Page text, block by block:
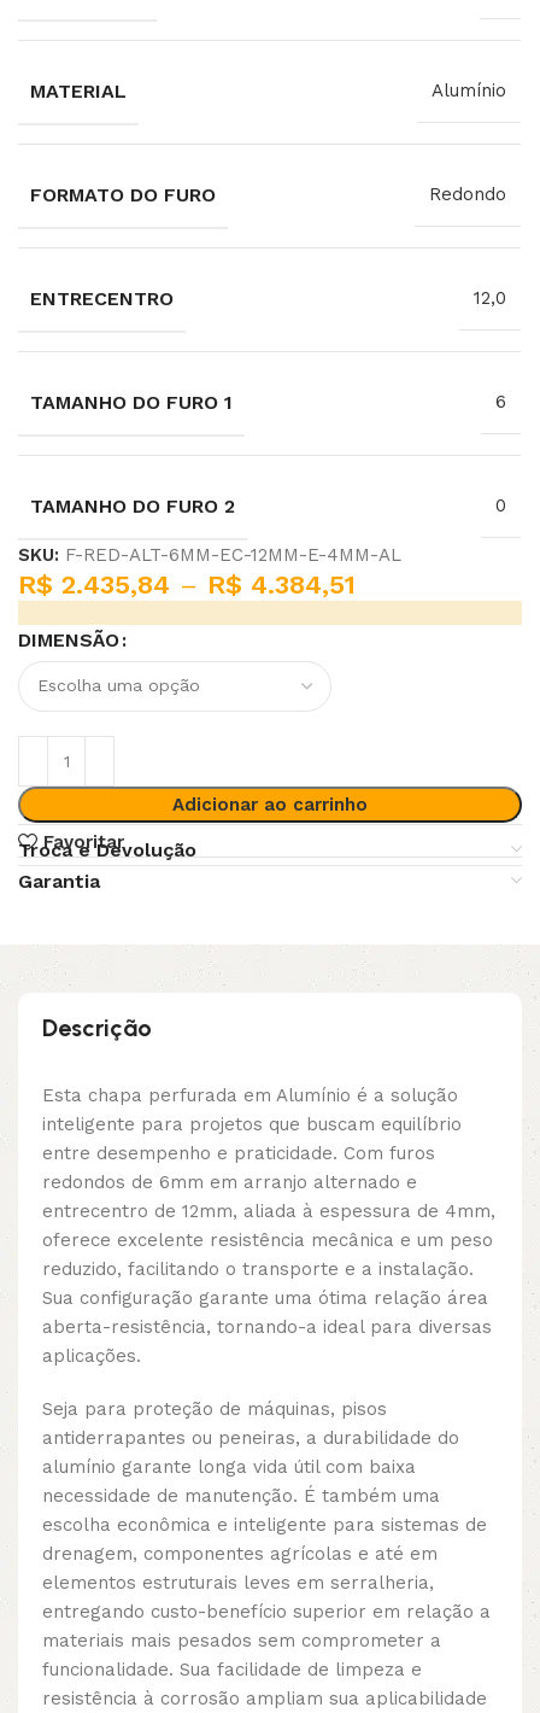
MATERIAL Alumínio
FORMATO DO FURO Redondo
ENTRECENTRO 12,0
TAMANHO DO FURO 1 6
TAMANHO DO FURO 2 0
SKU: F-RED-ALT-6MM-EC-12MM-E-4MM-AL
R$ 2.435,84 – R$ 4.384,51
DIMENSÃO
Adicionar ao carrinho
Favoritar
Troca e Devolução
Garantia
Descrição
Esta chapa perfurada em Alumínio é a solução
inteligente para projetos que buscam equilíbrio
entre desempenho e praticidade. Com furos
redondos de 6mm em arranjo alternado e
entrecentro de 12mm, aliada à espessura de 4mm,
oferece excelente resistência mecânica e um peso
reduzido, facilitando o transporte e a instalação.
Sua configuração garante uma ótima relação área
aberta-resistência, tornando-a ideal para diversas
aplicações.
Seja para proteção de máquinas, pisos
antiderrapantes ou peneiras, a durabilidade do
alumínio garante longa vida útil com baixa
necessidade de manutenção. É também uma
escolha econômica e inteligente para sistemas de
drenagem, componentes agrícolas e até em
elementos estruturais leves em serralheria,
entregando custo-benefício superior em relação a
materiais mais pesados sem comprometer a
funcionalidade. Sua facilidade de limpeza e
resistência à corrosão ampliam sua aplicabilidade